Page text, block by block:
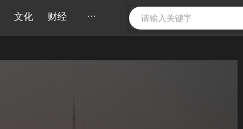
文化 财经 ···